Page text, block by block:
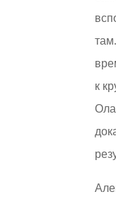
к